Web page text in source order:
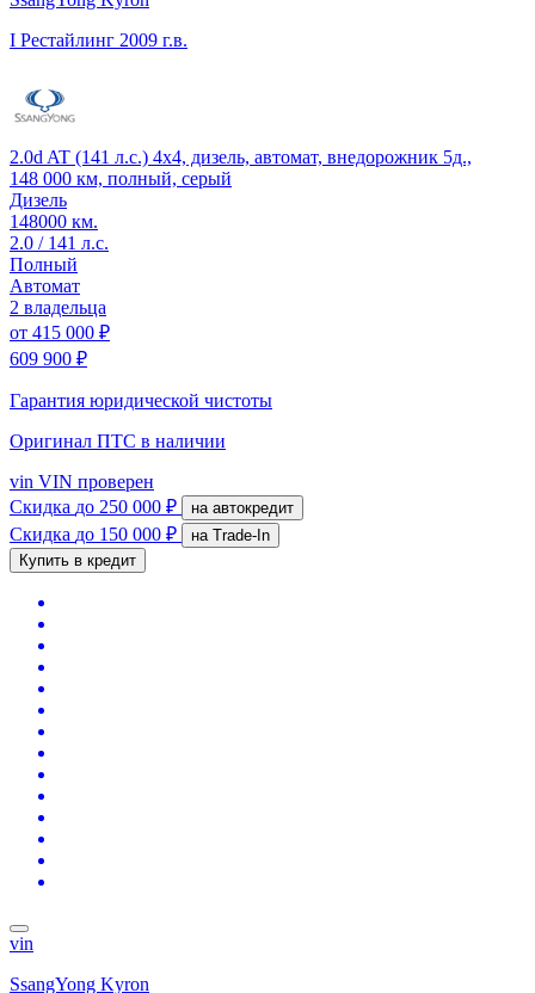
I Рестайлинг 2009 г.в.
2.0d AT (141 л.с.) 4x4, дизель, автомат, внедорожник 5д.,
148 000 км, полный, серый
Дизель
148000 км.
2.0 / 141 л.с.
Полный
Автомат
2 владельца
от 415 000 ₽
609 900 ₽
Гарантия юридической чистоты
Оригинал ПТС в наличии
vin VIN проверен
Скидка до 250 000 ₽ на автокредит
Скидка до 150 000 ₽
на Trade-In
Купить в кредит
vin
SsangYong Kyron